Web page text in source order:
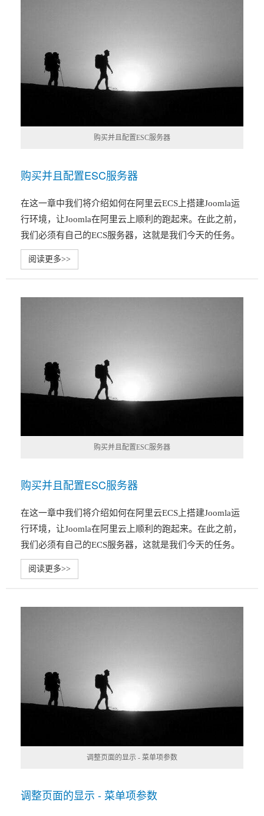
购买并且配置ESC服务器
购买并且配置ESC服务器
在这一章中我们将介绍如何在阿里云ECS上搭建Joomla运
行环境，让Joomla在阿里云上顺利的跑起来。在此之前，
我们必须有自己的ECS服务器，这就是我们今天的任务。
阅读更多>>
购买并且配置ESC服务器
购买并且配置ESC服务器
在这一章中我们将介绍如何在阿里云ECS上搭建Joomla运
行环境，让Joomla在阿里云上顺利的跑起来。在此之前，
我们必须有自己的ECS服务器，这就是我们今天的任务。
阅读更多>>
调整页面的显示 - 菜单项参数
调整页面的显示 - 菜单项参数